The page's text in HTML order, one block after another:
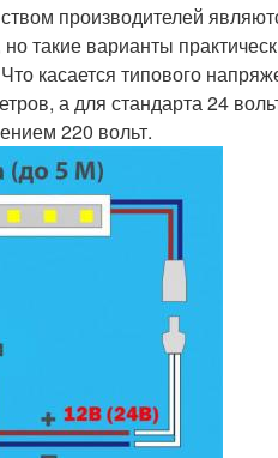
производителей
такие варианты
касается типового
а для стандарта 24
220 вольт.